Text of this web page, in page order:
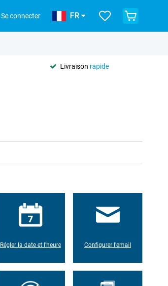
Se connecter FR
Livraison rapide
Régler la date et l'heure Configurer l'email